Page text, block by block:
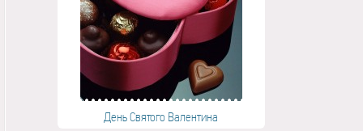
День Святого Валентина